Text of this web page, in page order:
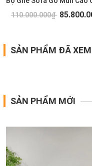
110.000.000₫
SẢN PHẨM ĐÃ XEM
SẢN PHẨM MỚI